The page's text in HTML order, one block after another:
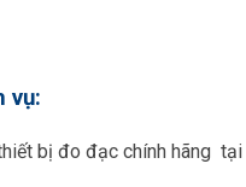
vụ:
bị đo đạc chính hãng tại